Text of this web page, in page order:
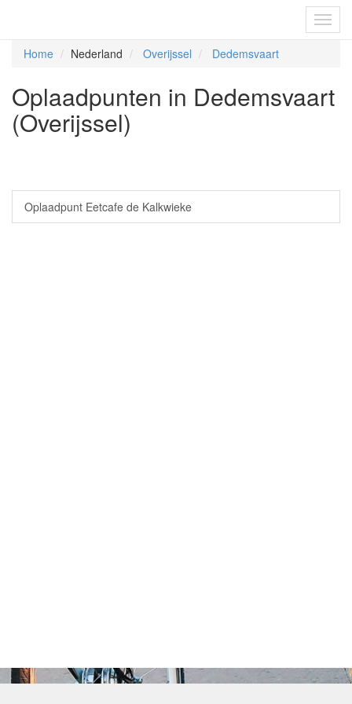
Home Nederland Overijssel Dedemsvaart
Oplaadpunten in Dedemsvaart
(Overijssel)
Oplaadpunt Eetcafe de Kalkwieke